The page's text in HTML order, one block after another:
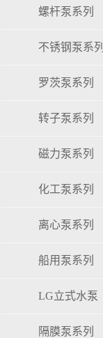
螺杆泵系列
不锈钢泵系列
罗茨泵系列
转子泵系列
磁力泵系列
化工泵系列
离心泵系列
船用泵系列
LG立式水泵
隔膜泵系列